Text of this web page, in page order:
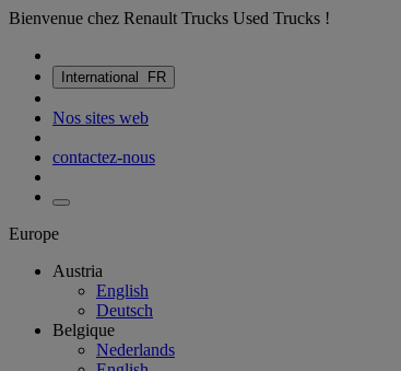
Bienvenue chez Renault Trucks Used Trucks !
International FR
Nos sites web
contactez-nous
Europe
Austria
English
Deutsch
Belgique
Nederlands